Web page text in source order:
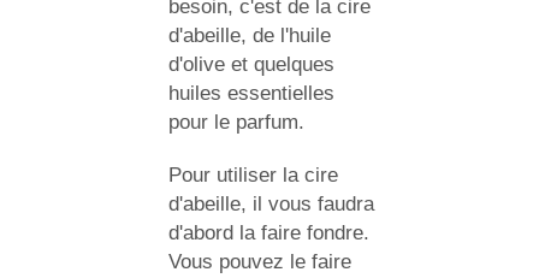
besoin, c'est de la cire
d'abeille, de l'huile
d'olive et quelques
huiles essentielles
pour le parfum.
Pour utiliser la cire
d'abeille, il vous faudra
d'abord la faire fondre.
Vous pouvez le faire